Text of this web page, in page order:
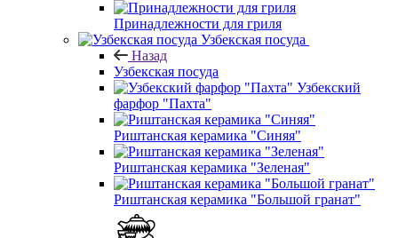
Принадлежности для гриля
Узбекская посуда
Назад
Узбекская посуда
Узбекский
фарфор "Пахта"
Риштанская керамика "Синяя"
Риштанская керамика "Зеленая"
Риштанская керамика "Большой гранат"